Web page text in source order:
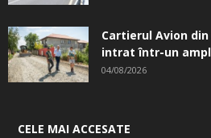
Cartierul Avion
intrat într-un
04/08/2026
CELE MAI ACCESATE